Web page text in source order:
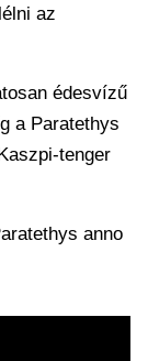
az
édesvízű
a Paratethys
tenger
anno